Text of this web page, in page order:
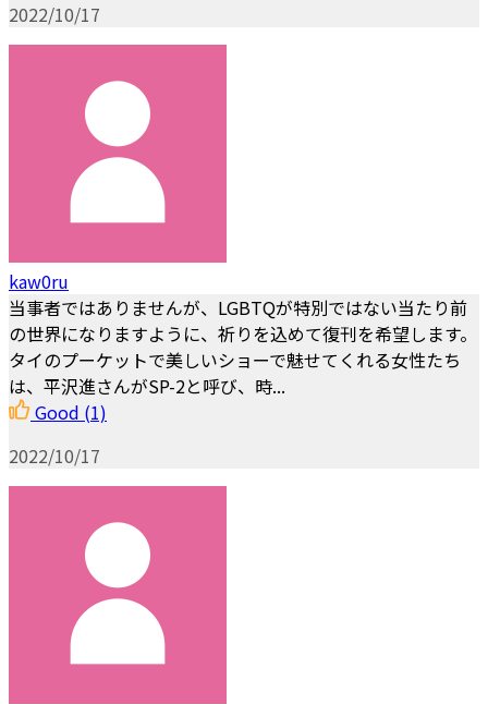
2022/10/17
kaw0ru
当事者ではありませんが、LGBTQが特別ではない当たり前
の世界になりますように、祈りを込めて復刊を希望します。
タイのプーケットで美しいショーで魅せてくれる女性たち
は、平沢進さんがSP-2と呼び、時...
Good (1)
2022/10/17